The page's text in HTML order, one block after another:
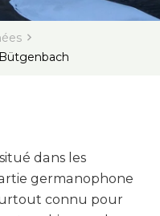
dans les
germanophone
connu pour